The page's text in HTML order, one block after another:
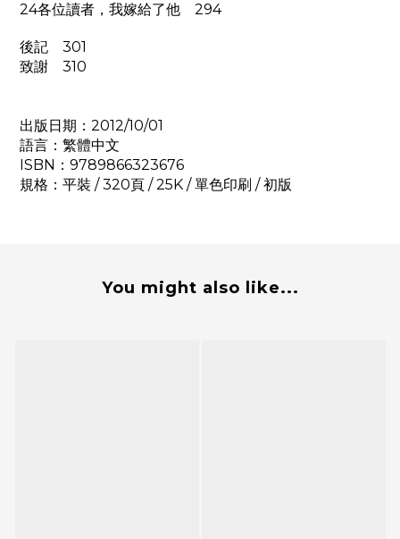
24各位讀者，我嫁給了他 294
後記 301
致謝 310
出版日期：2012/10/01
語言：繁體中文
ISBN：9789866323676
規格：平裝 / 320頁 / 25K / 單色印刷 / 初版
You might also like...